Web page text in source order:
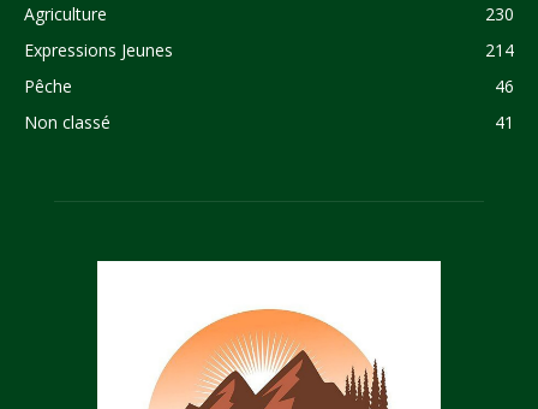
Agriculture
230
Expressions Jeunes
214
Pêche
46
Non classé
41